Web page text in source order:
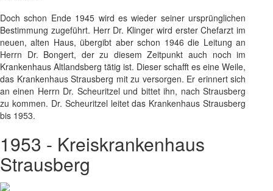
Doch schon Ende 1945 wird es wieder seiner ursprünglichen
Bestimmung zugeführt. Herr Dr. Klinger wird erster Chefarzt im
neuen, alten Haus, übergibt aber schon 1946 die Leitung an
Herrn Dr. Bongert, der zu diesem Zeitpunkt auch noch im
Krankenhaus Altlandsberg tätig ist. Dieser schafft es eine Weile,
das Krankenhaus Strausberg mit zu versorgen. Er erinnert sich
an einen Herrn Dr. Scheuritzel und bittet ihn, nach Strausberg
zu kommen. Dr. Scheuritzel leitet das Krankenhaus Strausberg
bis 1953.
1953 - Kreiskrankenhaus
Strausberg